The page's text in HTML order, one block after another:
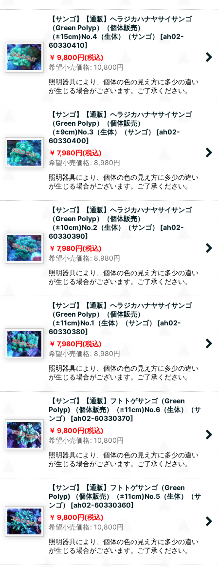
【サンゴ】【通販】ヘラジカハナヤサイサンゴ
（Green Polyp）（個体販売）
（±15cm)No.4（生体）（サンゴ）
[ah02-
60330410]
9,800円(税込)
希望小売価格: 10,800円
照明器具により、個体の色の見え方に多少の違い
が生じる場合がございます。ご了承ください。
【サンゴ】【通販】ヘラジカハナヤサイサンゴ
（Green Polyp）（個体販売）
（±9cm)No.3（生体）（サンゴ）
[ah02-
60330400]
7,980円(税込)
希望小売価格: 8,980円
照明器具により、個体の色の見え方に多少の違い
が生じる場合がございます。ご了承ください。
【サンゴ】【通販】ヘラジカハナヤサイサンゴ
（Green Polyp）（個体販売）
（±10cm)No.2（生体）（サンゴ）
[ah02-
60330390]
7,980円(税込)
希望小売価格: 8,980円
照明器具により、個体の色の見え方に多少の違い
が生じる場合がございます。ご了承ください。
【サンゴ】【通販】ヘラジカハナヤサイサンゴ
（Green Polyp）（個体販売）
（±11cm)No.1（生体）（サンゴ）
[ah02-
60330380]
7,980円(税込)
希望小売価格: 8,980円
照明器具により、個体の色の見え方に多少の違い
が生じる場合がございます。ご了承ください。
【サンゴ】【通販】フトトゲサンゴ（Green
Polyp) （個体販売）（±11cm)No.6（生体）（サ
ンゴ）
[ah02-60330370]
9,800円(税込)
希望小売価格: 10,800円
照明器具により、個体の色の見え方に多少の違い
が生じる場合がございます。ご了承ください。
【サンゴ】【通販】フトトゲサンゴ（Green
Polyp) （個体販売）（±11cm)No.5（生体）（サ
ンゴ）
[ah02-60330360]
9,800円(税込)
希望小売価格: 10,800円
照明器具により、個体の色の見え方に多少の違い
が生じる場合がございます。ご了承ください。